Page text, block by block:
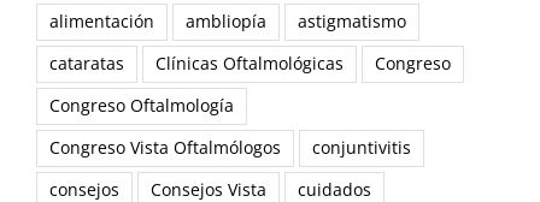
alimentación ambliopía
astigmatismo
cataratas
Clínicas Oftalmológicas
Congreso
Congreso Oftalmología
Congreso Vista Oftalmólogos
conjuntivitis
consejos
Consejos Vista
cuidados